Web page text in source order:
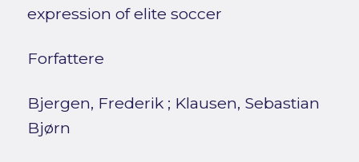
expression of elite soccer
Forfattere
Bjergen, Frederik; Klausen, Sebastian
Bjørn